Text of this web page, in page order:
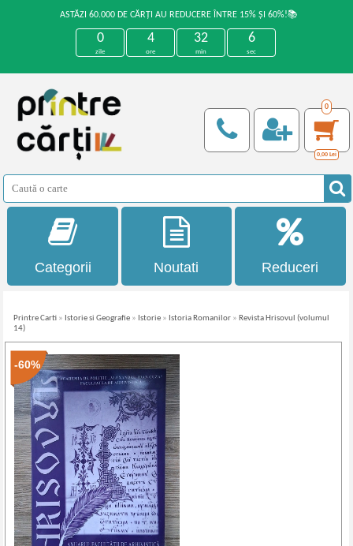
ASTĂZI 60.000 DE CĂRȚI AU REDUCERE ÎNTRE 15% ȘI 60%!📚
0
zile
4
ore
32
min
6
sec
0
0,00 Lei
Categorii Noutati Reduceri
Printre Carti » Istorie si Geografie » Istorie » Istoria Romanilor » Revista Hrisovul (volumul
14)
-60%